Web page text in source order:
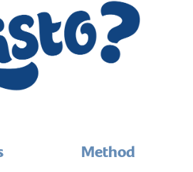
Method